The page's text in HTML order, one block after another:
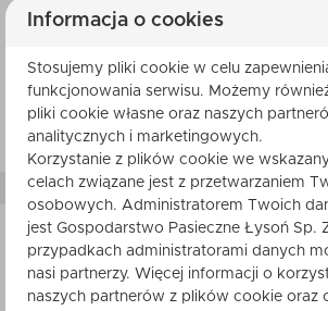
Średnica: 40 mm
Waga: 170 g
SKŁADNIKI
Informacja o cookies
Stosujemy pliki cookie w celu
funkcjonowania serwisu. Możemy
pliki cookie własne oraz naszych
analitycznych i marketingowych.
Korzystanie z plików cookie we
celach związane jest z przetwarzaniem
osobowych. Administratorem Twoich
jest Gospodarstwo Pasieczne Łysoń Sp.
przypadkach administratorami danych
nasi partnerzy. Więcej informacji o
naszych partnerów z plików cookie oraz